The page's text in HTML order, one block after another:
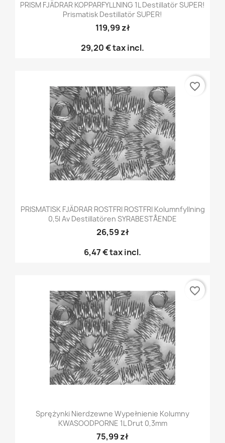
PRISM FJÄDRAR KOPPARFYLLNING 1L Destillatör SUPER!
Prismatisk Destillatör SUPER!
119,99 zł
29,20 €tax incl.
PRISMATISK FJÄDRAR ROSTFRI ROSTFRI Kolumnfyllning
0,5l Av Destillatören SYRABESTÅENDE
26,59 zł
6,47 €tax incl.
favorite_border
Sprężynki Nierdzewne Wypełnienie Kolumny
KWASOODPORNE 1L Drut 0,3mm
75,99 zł
favorite_border